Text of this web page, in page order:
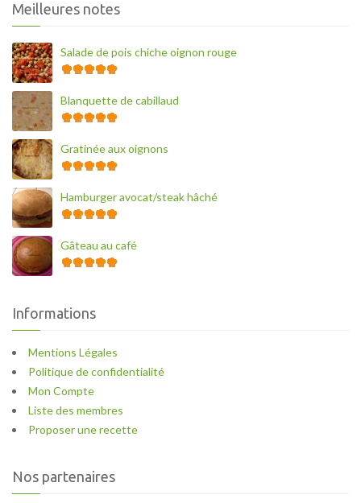
Meilleures notes
Salade de pois chiche oignon rouge
Blanquette de cabillaud
Gratinée aux oignons
Hamburger avocat/steak hâché
Gâteau au café
Informations
Mentions Légales
Politique de confidentialité
Mon Compte
Liste des membres
Proposer une recette
Nos partenaires